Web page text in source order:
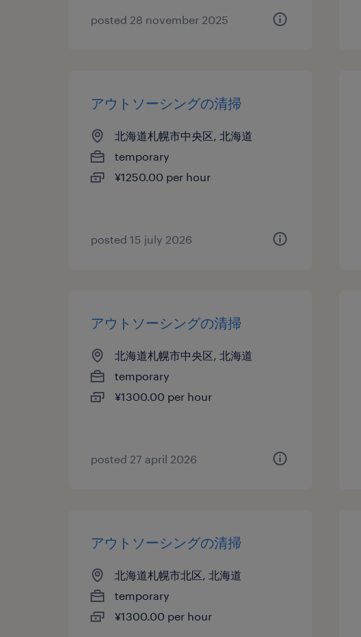
posted 28 november 2025
アウトソーシングの清掃
北海道札幌市中央区, 北海道
temporary
¥1250.00 per hour
posted 15 july 2026
アウトソーシングの清掃
北海道札幌市中央区, 北海道
temporary
¥1300.00 per hour
posted 27 april 2026
アウトソーシングの清掃
北海道札幌市北区, 北海道
temporary
¥1300.00 per hour